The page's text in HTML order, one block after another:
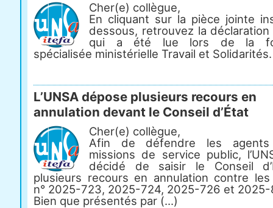
Cher(e) collègue,
En cliquant sur la pièce jointe
dessous, retrouvez la déclaration
qui a été lue lors de la
spécialisée ministérielle Travail et Solidarités.
L’UNSA dépose plusieurs recours en
annulation devant le Conseil d’État
Cher(e) collègue,
Afin de défendre les
missions de service public,
décidé de saisir le Conseil
plusieurs recours en annulation contre
n° 2025-723, 2025-724, 2025-726 et 2025-
Bien que présentés par (...)